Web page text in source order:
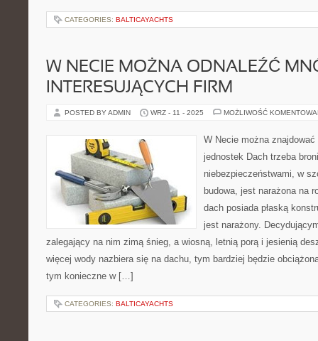
CATEGORIES: BALTICAYACHTS
W NECIE MOŻNA ODNALEŹĆ
INTERESUJĄCYCH FIRM
POSTED BY ADMIN WRZ - 11 - 2025 MOŻLIWOŚĆ
W Necie można
jednostek Dach trzeba
niebezpieczeństwami, w
budowa, jest narażona na
dach posiada płaską
jest narażony.
zalegający na nim zimą śnieg, a wiosną, letnią porą i jesienią
więcej wody nazbiera się na dachu, tym bardziej będzie
tym konieczne w […]
CATEGORIES: BALTICAYACHTS